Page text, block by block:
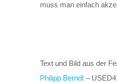
muss man einfach
Text und Bild aus der
Philipp Berndt–